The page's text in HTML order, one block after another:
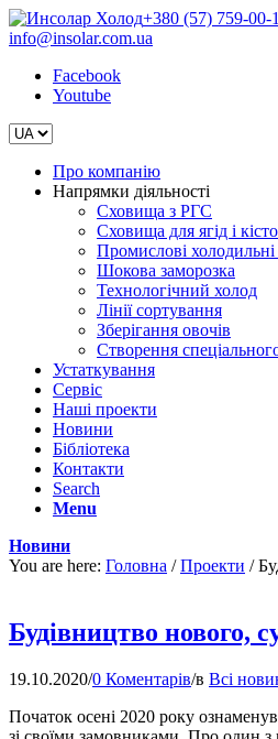
+380 (57) 759-00-
info@insolar.com.ua
Facebook
Youtube
Про компанію
Напрямки діяльності
Сховища з РГС
Сховища для ягід і
Промислові
Шокова заморозка
Технологічний холод
Лінії сортування
Зберігання овочів
Створення
Устаткування
Сервіс
Наші проекти
Новини
Бібліотека
Контакти
Search
Menu
Новини
You are here: Головна / Проекти /
Будівництво нового,
19.10.2020/0 Коментарів/в Всі
Початок осені 2020 року